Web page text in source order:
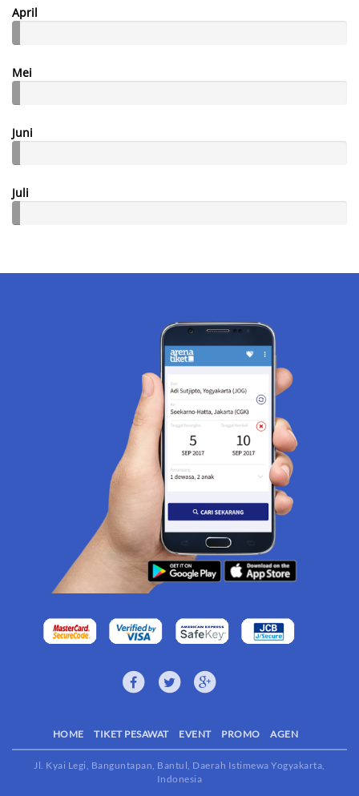
April
Mei
Juni
Juli
HOME TIKET PESAWAT EVENT PROMO AGEN
Jl. Kyai Legi, Banguntapan, Bantul, Daerah Istimewa Yogyakarta,
Indonesia